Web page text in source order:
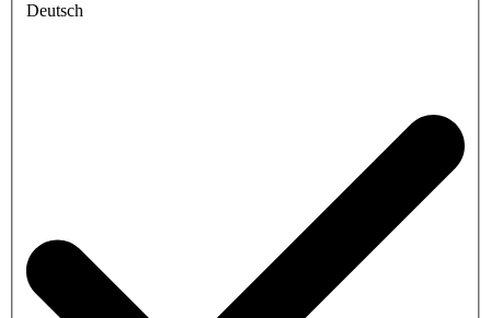
Deutsch